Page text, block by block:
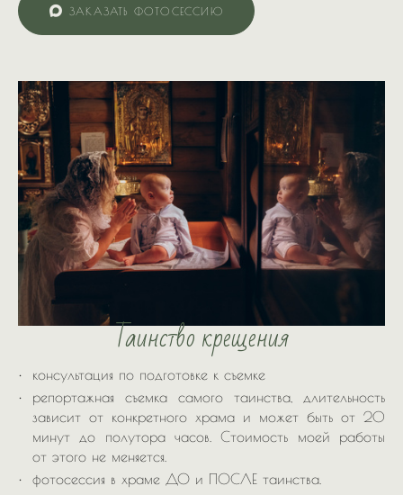
ЗАКАЗАТЬ ФОТОСЕССИЮ
Таинство крещения
консультация по подготовке к съемке
репортажная съемка самого таинства, длительность
зависит от конкретного храма и может быть от 20
минут до полутора часов. Стоимость моей работы
от этого не меняется.
фотосессия в храме ДО и ПОСЛЕ таинства.